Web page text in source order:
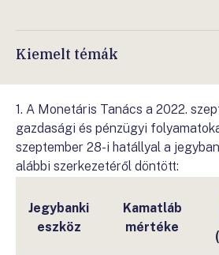
Kiemelt témák
1. A Monetáris Tanács a 2022.
gazdasági és pénzügyi
szeptember 28-i hatállyal a
alábbi szerkezetéről döntött:
Jegybanki
eszköz
Kamatláb
mértéke